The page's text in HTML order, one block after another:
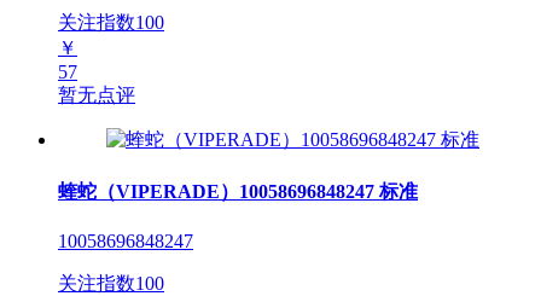
关注指数100
￥
57
暂无点评
蝰蛇（VIPERADE）10058696848247 标准
10058696848247
关注指数100